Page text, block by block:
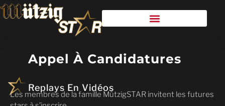
Appel À Candidatures
Replays En Vidéos
Les membres de la famille MützigSTAR invitent les futures